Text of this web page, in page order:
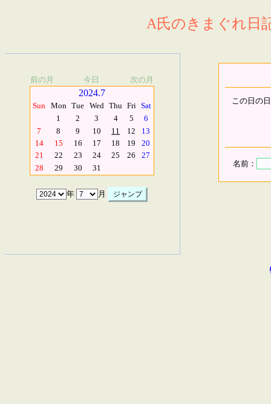
A氏のきまぐれ日
前の月 今日 次の月
2024.7
Sun Mon Tue Wed Thu Fri Sat
1
2 3 4 5
6
7
8 9 10 11 12
13
14
15 16 17 18 19
20
21
22 23 24 25 26
27
28
29 30 31
年 月
この日の
名前：